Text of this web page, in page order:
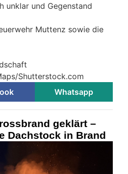
unklar und Gegenstand
Muttenz sowie die
Shutterstock.com
Whatsapp
geklärt –
Dachstock in Brand